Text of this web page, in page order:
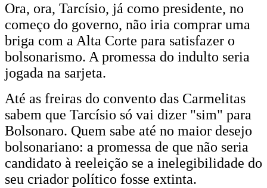
Ora, ora, Tarcísio, já como presidente, no
começo do governo, não iria comprar uma
briga com a Alta Corte para satisfazer o
bolsonarismo. A promessa do indulto seria
jogada na sarjeta.
Até as freiras do convento das Carmelitas
sabem que Tarcísio só vai dizer "sim" para
Bolsonaro. Quem sabe até no maior desejo
bolsonariano: a promessa de que não seria
candidato à reeleição se a inelegibilidade do
seu criador político fosse extinta.